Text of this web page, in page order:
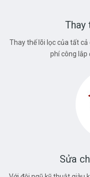
Thay
Thay thế lõi lọc của tất
phí công lắp
Sửa